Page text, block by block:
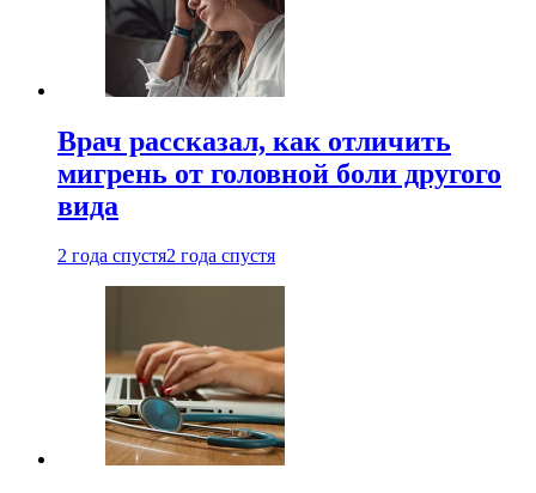
Врач рассказал, как отличить
мигрень от головной боли другого
вида
2 года спустя2 года спустя